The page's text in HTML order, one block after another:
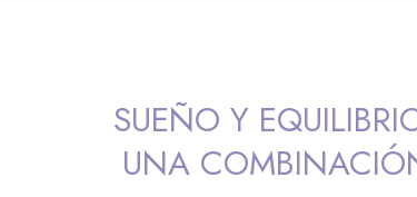
SUEÑO Y
UNA